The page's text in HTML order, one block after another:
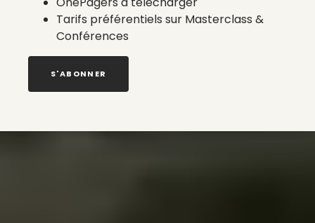
Tarifs préférentiels sur Masterclass &
Conférences
S'ABONNER